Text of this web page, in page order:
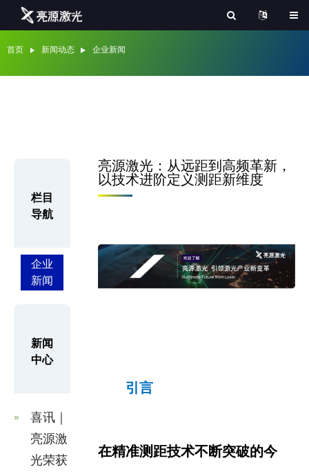
首页 新闻动态 企业新闻
栏目
导航
企业
新闻
新闻
中心
喜讯｜
亮源激
光荣获
亮源激光：从远距到高频革新，
以技术进阶定义测距新维度
引言
在精准测距技术不断突破的今